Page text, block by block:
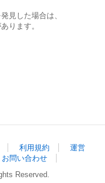
見した場合は、
ります。
利用規約
運営
お問い合わせ
Reserved.